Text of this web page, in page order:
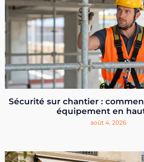
Sécurité sur chantier :
équipement en
août 4, 2026